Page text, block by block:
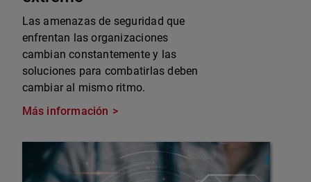
Las amenazas de seguridad que
enfrentan las organizaciones
cambian constantemente y las
soluciones para combatirlas deben
cambiar al mismo ritmo.
Más información